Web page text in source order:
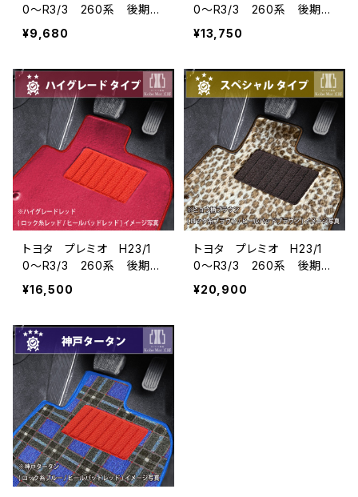
0〜R3/3 260系 後期
フロアマット一式 カーマッ
ト 防水 ラバータイプ
¥9,680
0〜R3/3 260系 後期
フロアマット一式 カーマッ
ト スタンダードタイプ
¥13,750
トヨタ プレミオ H23/1
0〜R3/3 260系 後期
フロアマット一式 カーマッ
ト ハイグレードタイプ
¥16,500
トヨタ プレミオ H23/1
0〜R3/3 260系 後期
フロアマット一式 カーマッ
ト スペシャルタイプ
¥20,900